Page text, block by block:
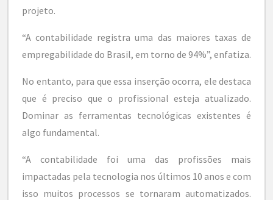
projeto.
“A contabilidade registra uma das maiores taxas de
empregabilidade do Brasil, em torno de 94%”, enfatiza.
No entanto, para que essa inserção ocorra, ele destaca
que é preciso que o profissional esteja atualizado.
Dominar as ferramentas tecnológicas existentes é
algo fundamental.
“A contabilidade foi uma das profissões mais
impactadas pela tecnologia nos últimos 10 anos e com
isso muitos processos se tornaram automatizados.